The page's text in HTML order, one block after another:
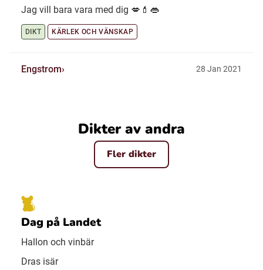
Jag vill bara vara med dig 💋💄👄
DIKT KÄRLEK OCH VÄNSKAP
Engstrom 28 Jan 2021
Dikter av andra
Fler dikter
Dag på Landet
Hallon och vinbär
Dras isär